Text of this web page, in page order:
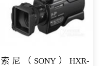
索尼（SONY）HXR-